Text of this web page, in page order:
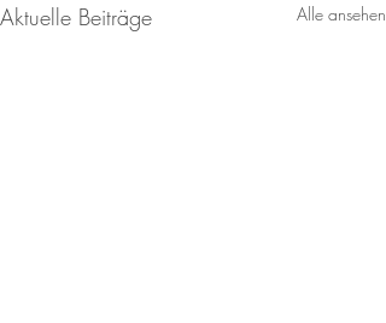
Aktuelle Beiträge Alle ansehen